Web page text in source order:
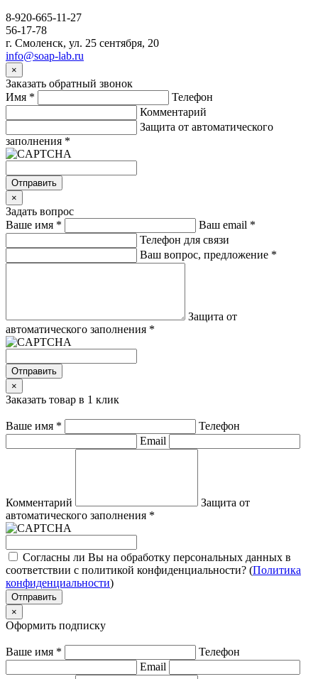
8-920-665-11-27
56-17-78
г. Смоленск, ул. 25 сентября, 20
info@soap-lab.ru
×
Заказать обратный звонок
Имя *
Телефон
Комментарий
Защита от автоматического
заполнения *
Отправить
×
Задать вопрос
Ваше имя * Ваш email *
Телефон для связи
Ваш вопрос, предложение *
Защита от
автоматического заполнения *
Отправить
×
Заказать товар в 1 клик
Ваше имя *
Телефон
Email
Комментарий
Защита от
автоматического заполнения *
Согласны ли Вы на обработку персональных данных в
соответствии с политикой конфиденциальности? (Политика
конфиденциальности)
Отправить
×
Оформить подписку
Ваше имя *
Телефон
Email